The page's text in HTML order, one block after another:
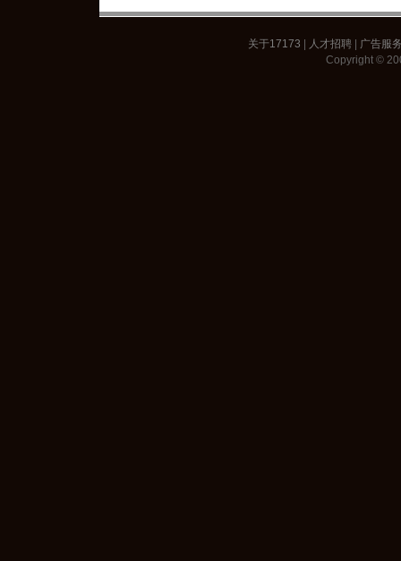
关于17173 人才招聘
广告服
Copyright ©